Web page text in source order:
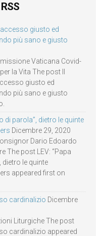
accesso giusto ed
più sano e giusto
Vaticana Covid-
la Vita The post Il
giusto ed
più sano e giusto
di parola”, dietro le quinte
Dicembre 29, 2020
Dario Edoardo
The post LEV: “Papa
le quinte
appeared first on
cardinalizio Dicembre
Liturgiche The post
cardinalizio appeared